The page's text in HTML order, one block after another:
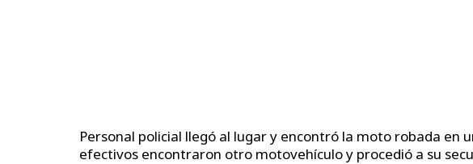
Personal policial llegó al lugar y encontró la moto robada en
efectivos encontraron otro motovehículo y procedió a su